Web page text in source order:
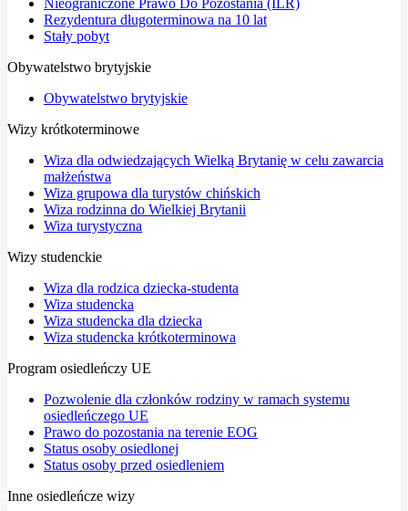
Nieograniczone Prawo Do Pozostania (ILR)
Rezydentura długoterminowa na 10 lat
Stały pobyt
Obywatelstwo brytyjskie
Obywatelstwo brytyjskie
Wizy krótkoterminowe
Wiza dla odwiedzających Wielką Brytanię w celu zawarcia
małżeństwa
Wiza grupowa dla turystów chińskich
Wiza rodzinna do Wielkiej Brytanii
Wiza turystyczna
Wizy studenckie
Wiza dla rodzica dziecka-studenta
Wiza studencka
Wiza studencka dla dziecka
Wiza studencka krótkoterminowa
Program osiedleńczy UE
Pozwolenie dla członków rodziny w ramach systemu
osiedleńczego UE
Prawo do pozostania na terenie EOG
Status osoby osiedlonej
Status osoby przed osiedleniem
Inne osiedleńcze wizy